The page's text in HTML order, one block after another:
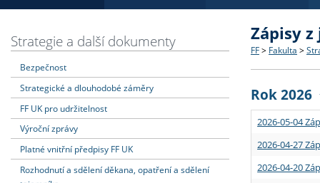
Dozvědět se více
Struktura
Strategie
Podpora
Podat přihlášku
Co
Učitelské
Dozvědět se více
Rigorózní
Dozvědět se více
O vědě a
Granty a
Dozvědět se více
Aktuální
Strategie a další dokumenty
Bezpečnost
Strategické a dlouhodobé záměry
FF UK pro udržitelnost
Výroční zprávy
Platné vnitřní předpisy FF UK
Rozhodnutí a sdělení děkana, opatření a sdělení
Zápisy
FF > Fakulta >
Rok 2026
2026-05-04
2026-04-27
2026-04-20